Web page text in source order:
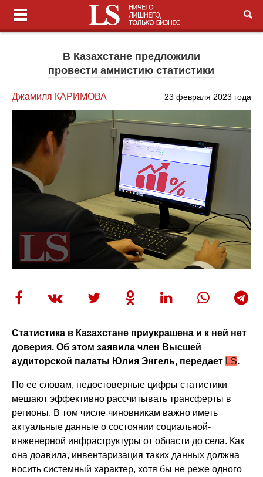
В Казахстане предложили
провести амнистию статистики
Джамиля КАРИМОВА 23 февраля 2023 года
Статистика в Казахстане приукрашена и к ней нет
доверия. Об этом заявила член Высшей
аудиторской палаты Юлия Энгель, передает LS.
По ее словам, недостоверные цифры статистики
мешают эффективно рассчитывать трансферты в
регионы. В том числе чиновникам важно иметь
актуальные данные о состоянии социальной-
инженерной инфраструктуры от области до села. Как
она доавила, инвентаризация таких данных должна
носить системный характер, хотя бы не реже одного